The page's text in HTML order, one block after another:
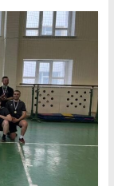
крапчатые